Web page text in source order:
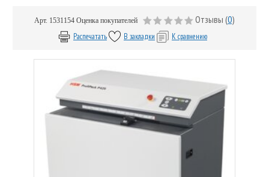
Арт. 1531154 Оценка покупателей Отзывы (0)
Распечатать В закладки К сравнению